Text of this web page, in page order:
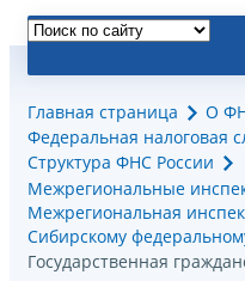
Главная страница
О
Федеральная налоговая
Структура ФНС России
Межрегиональные
Межрегиональная
Сибирскому
Государственная